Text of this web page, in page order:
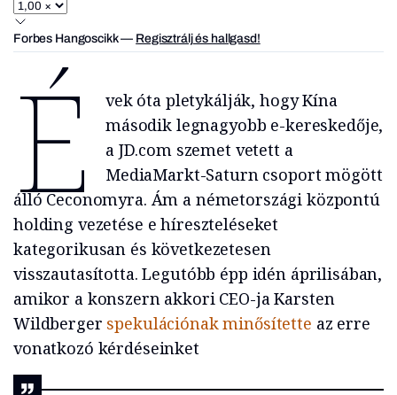
Forbes Hangoscikk— Regisztrálj és hallgasd!
É
vek óta pletykálják, hogy Kína
második legnagyobb e-kereskedője,
a JD.com szemet vetett a
MediaMarkt-Saturn csoport mögött
álló Ceconomyra. Ám a németországi központú
holding vezetése e híreszteléseket
kategorikusan és következetesen
visszautasította. Legutóbb épp idén áprilisában,
amikor a konszern akkori CEO-ja Karsten
Wildberger spekulációnak minősítette az erre
vonatkozó kérdéseinket